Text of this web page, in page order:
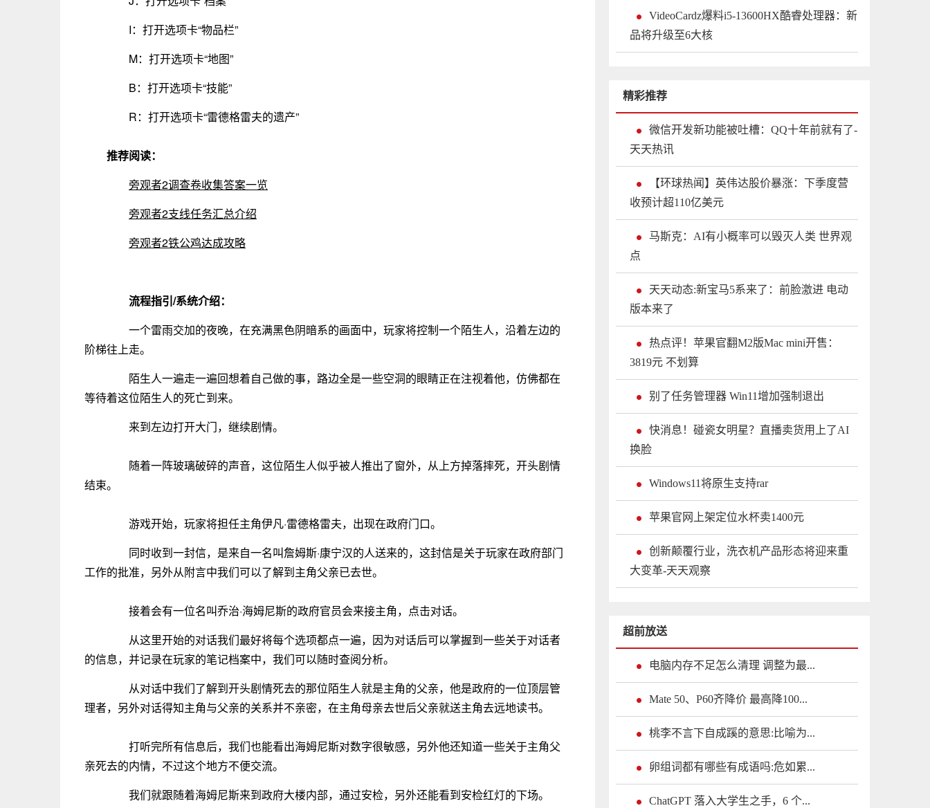
I：打开选项卡“物品栏”
M：打开选项卡“地图”
B：打开选项卡“技能”
R：打开选项卡“雷德格雷夫的遗产”
推荐阅读：
旁观者2调查卷收集答案一览
旁观者2支线任务汇总介绍
旁观者2铁公鸡达成攻略
流程指引/系统介绍：
一个雷雨交加的夜晚，在充满黑色阴暗系的画面中，玩家将控制一个陌生人，沿着左边的
阶梯往上走。
陌生人一遍走一遍回想着自己做的事，路边全是一些空洞的眼睛正在注视着他，仿佛都在
等待着这位陌生人的死亡到来。
来到左边打开大门，继续剧情。
随着一阵玻璃破碎的声音，这位陌生人似乎被人推出了窗外，从上方掉落摔死，开头剧情
结束。
游戏开始，玩家将担任主角伊凡·雷德格雷夫，出现在政府门口。
同时收到一封信，是来自一名叫詹姆斯·康宁汉的人送来的，这封信是关于玩家在政府部门
工作的批准，另外从附言中我们可以了解到主角父亲已去世。
接着会有一位名叫乔治·海姆尼斯的政府官员会来接主角，点击对话。
从这里开始的对话我们最好将每个选项都点一遍，因为对话后可以掌握到一些关于对话者
的信息，并记录在玩家的笔记档案中，我们可以随时查阅分析。
从对话中我们了解到开头剧情死去的那位陌生人就是主角的父亲，他是政府的一位顶层管
理者，另外对话得知主角与父亲的关系并不亲密，在主角母亲去世后父亲就送主角去远地读书。
打听完所有信息后，我们也能看出海姆尼斯对数字很敏感，另外他还知道一些关于主角父
亲死去的内情，不过这个地方不便交流。
我们就跟随着海姆尼斯来到政府大楼内部，通过安检，另外还能看到安检红灯的下场。
VideoCardz爆料i5-13600HX酷睿处理器：新
品将升级至6大核
精彩推荐
微信开发新功能被吐槽：QQ十年前就有了-
天天热讯
【环球热闻】英伟达股价暴涨：下季度营
收预计超110亿美元
马斯克：AI有小概率可以毁灭人类 世界观
点
天天动态:新宝马5系来了：前脸激进 电动
版本来了
热点评！苹果官翻M2版Mac mini开售：
3819元 不划算
别了任务管理器 Win11增加强制退出
快消息！碰瓷女明星？直播卖货用上了AI
换脸
Windows11将原生支持rar
苹果官网上架定位水杯卖1400元
创新颠覆行业，洗衣机产品形态将迎来重
大变革-天天观察
超前放送
电脑内存不足怎么清理 调整为最...
Mate 50、P60齐降价 最高降100...
桃李不言下自成蹊的意思:比喻为...
卵组词都有哪些有成语吗:危如累...
ChatGPT 落入大学生之手，6 个...